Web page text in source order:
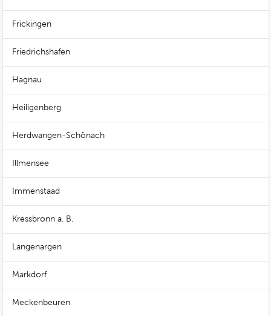
Frickingen
Friedrichshafen
Hagnau
Heiligenberg
Herdwangen-Schönach
Illmensee
Immenstaad
Kressbronn a. B.
Langenargen
Markdorf
Meckenbeuren